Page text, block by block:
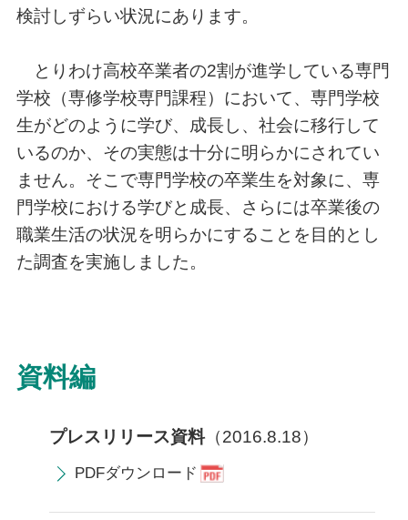
検討しずらい状況にあります。
とりわけ高校卒業者の2割が進学している専門
学校（専修学校専門課程）において、専門学校
生がどのように学び、成長し、社会に移行して
いるのか、その実態は十分に明らかにされてい
ません。そこで専門学校の卒業生を対象に、専
門学校における学びと成長、さらには卒業後の
職業生活の状況を明らかにすることを目的とし
た調査を実施しました。
資料編
プレスリリース資料（2016.8.18）
PDFダウンロード